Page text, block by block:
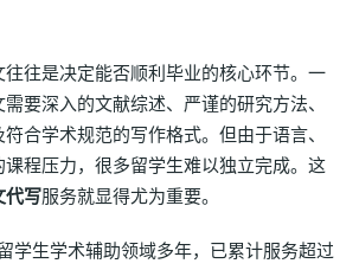
往是决定能否顺利毕业的核心环节。一
要深入的文献综述、严谨的研究方法、
合学术规范的写作格式。但由于语言、
程压力，很多留学生难以独立完成。这
代写服务就显得尤为重要。
学生学术辅助领域多年，已累计服务超过